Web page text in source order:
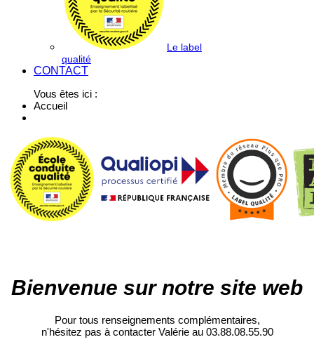
Le label
qualité
CONTACT
Vous êtes ici :
Accueil
Bienvenue sur notre site web
Pour tous renseignements complémentaires,
n'hésitez pas à contacter Valérie au 03.88.08.55.90